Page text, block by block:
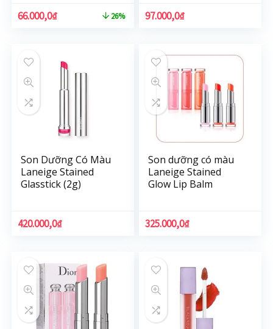
66.000,0₫ 26%
97.000,0₫
Son Dưỡng Có Màu
Laneige Stained
Glasstick (2g)
420.000,0₫
Son dưỡng có màu
Laneige Stained
Glow Lip Balm
325.000,0₫